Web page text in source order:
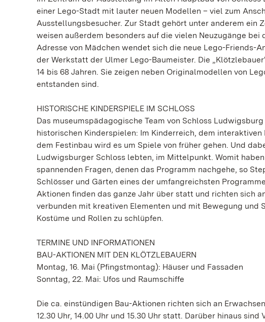
einer Lego-Stadt mit lauter neuen Modellen – viel zum
Ausstellungsbesucher. Zur Stadt gehört unter anderem ein
weisen außerdem besonders auf die vielen Neuzugänge
Adresse von Mädchen wendet sich die neue Lego-Friends-
der Werkstatt der Ulmer Lego-Baumeister. Die
14 bis 68 Jahren. Sie zeigen neben Originalmodellen von
entstanden sind.
HISTORISCHE KINDERSPIELE IM SCHLOSS
Das museumspädagogische Team von Schloss
historischen Kinderspielen: Im Kinderreich, dem
dem Festinbau wird es um Spiele von früher gehen. Und
Ludwigsburger Schloss lebten, im Mittelpunkt. Womit
spannenden Fragen, denen das Programm nachgehe, so
Schlösser und Gärten eines der umfangreichsten
Aktionen finden das ganze Jahr über statt und richten sich
verbunden mit kreativen Elementen und mit Bewegung
Kostüme und Rollen zu schlüpfen.
TERMINE UND INFORMATIONEN
BAU-AKTIONEN MIT DEN KLÖTZLEBAUERN
Montag, 16. Mai (Pfingstmontag): Häuser und Fassaden
Sonntag, 22. Mai: Ufos und Raumschiffe
Die ca. einstündigen Bau-Aktionen richten sich an
12.30 Uhr, 14.00 Uhr und 15.30 Uhr statt. Darüber hinaus